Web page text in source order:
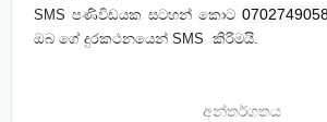
SMS පණිවිඩයක සටහන් කොට
ඔබ ගේ දුරකථනයෙන් SMS කිරිමයි.
අන්තර්ගතය